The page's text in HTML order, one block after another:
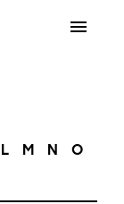
L M N O